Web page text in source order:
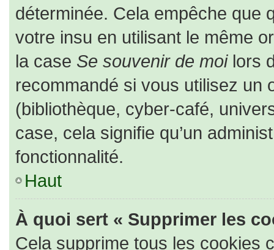
déterminée. Cela empêche que
votre insu en utilisant le même
la case Se souvenir de moilors
recommandé si vous utilisez un
(bibliothèque, cyber-café,
case, cela signifie qu’un
fonctionnalité.
Haut
À quoi sert « Supprimer les
Cela supprime tous les cookies